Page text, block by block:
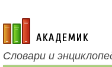
academic.ru
Словари и